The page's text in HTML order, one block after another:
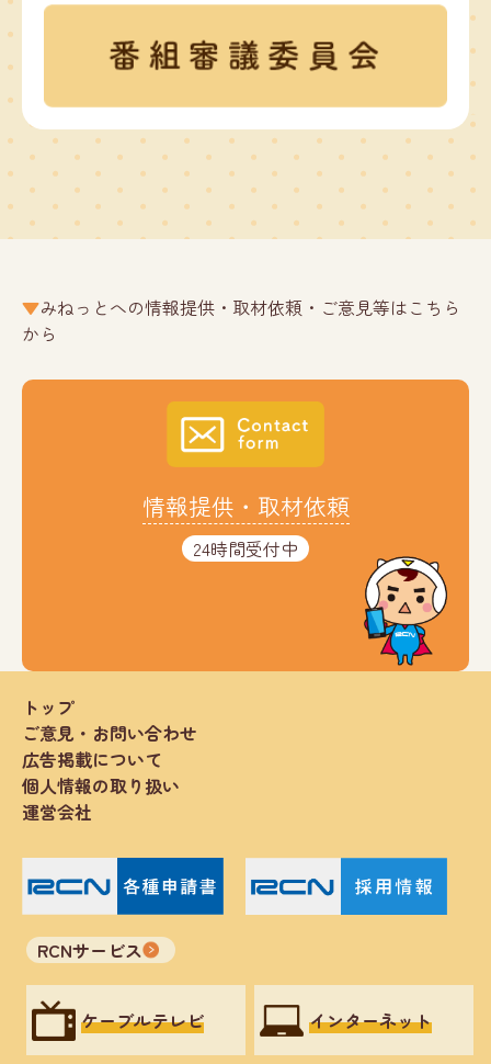
みねっとへの情報提供・取材依頼・ご意見等はこちら
から
情報提供・取材依頼
24時間受付中
トップ
ご意見・お問い合わせ
広告掲載について
個人情報の取り扱い
運営会社
RCNサービス
ケーブルテレビ インターネット